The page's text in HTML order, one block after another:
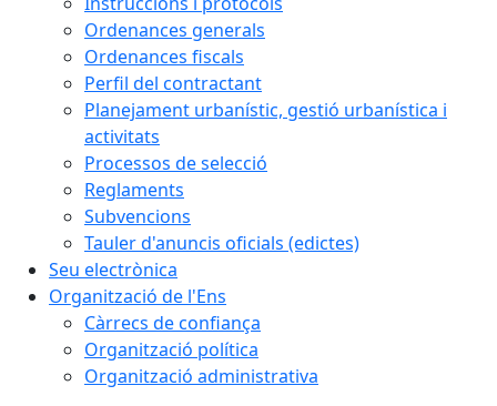
Ordenances generals
Ordenances fiscals
Perfil del contractant
Planejament urbanístic, gestió urbanística i
activitats
Processos de selecció
Reglaments
Subvencions
Tauler d'anuncis oficials (edictes)
Seu electrònica
Organització de l'Ens
Càrrecs de confiança
Organització política
Organització administrativa